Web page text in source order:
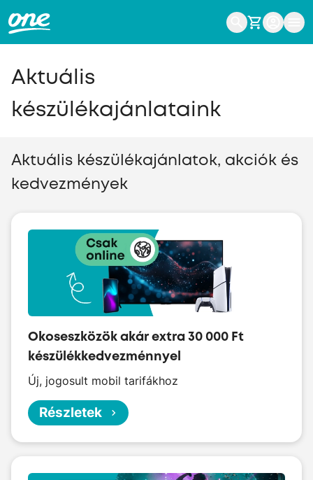
Aktuális
készülékajánlataink
Aktuális készülékajánlatok, akciók és
kedvezmények
Okoseszközök akár extra 30 000 Ft
készülékkedvezménnyel
Új, jogosult mobil tarifákhoz
Részletek